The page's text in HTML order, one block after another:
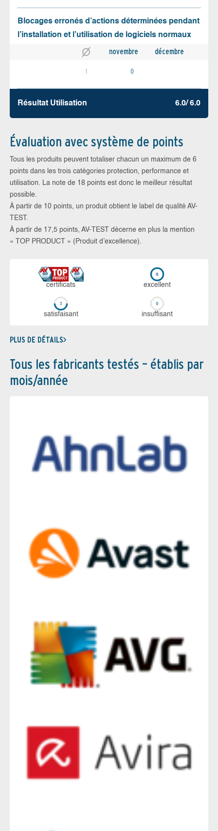
Blocages erronés d’actions déterminées pendant
l’installation et l’utilisation de logiciels normaux
novembre décembre
1 0
Résultat Utilisation 6.0/ 6.0
Évaluation avec système de points
Tous les produits peuvent totaliser chacun un maximum de 6
points dans les trois catégories protection, performance et
utilisation. La note de 18 points est donc le meilleur résultat
possible.
À partir de 10 points, un produit obtient le label de qualité AV-
TEST.
À partir de 17,5 points, AV-TEST décerne en plus la mention
« TOP PRODUCT » (Produit d’excellence).
certi­ficats ex­cellent
sa­tis­fai­sant in­suf­fi­sant
PLUS DE DÉTAILS
Tous les fabricants testés – établis par
mois/année